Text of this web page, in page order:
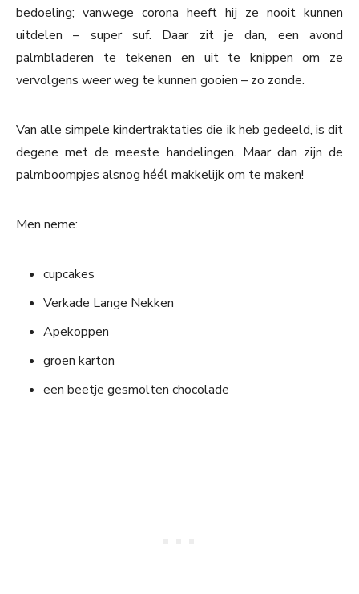
bedoeling; vanwege corona heeft hij ze nooit kunnen
uitdelen – super suf. Daar zit je dan, een avond
palmbladeren te tekenen en uit te knippen om ze
vervolgens weer weg te kunnen gooien – zo zonde.
Van alle simpele kindertraktaties die ik heb gedeeld, is dit
degene met de meeste handelingen. Maar dan zijn de
palmboompjes alsnog héél makkelijk om te maken!
Men neme:
cupcakes
Verkade Lange Nekken
Apekoppen
groen karton
een beetje gesmolten chocolade